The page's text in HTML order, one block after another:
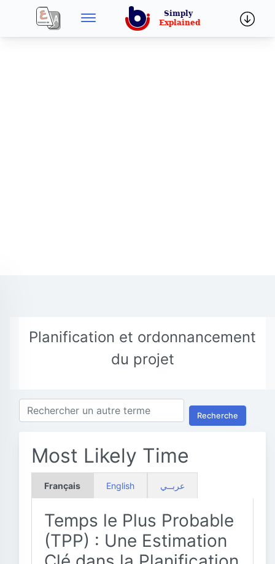
Planification et ordonnancement
du projet
Recherche
Most Likely Time
Français English عربــي
Temps le Plus Probable
(TPP) : Une Estimation